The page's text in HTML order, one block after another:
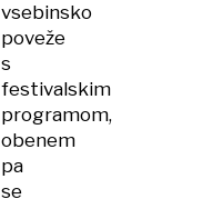
vsebinsko
poveže
s
festivalskim
programom,
obenem
pa
se